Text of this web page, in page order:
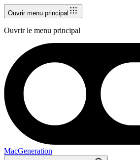
Ouvrir menu principal
Ouvrir le menu principal
MacGeneration